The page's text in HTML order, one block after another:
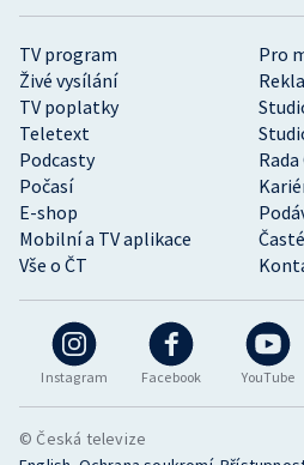
Instagram Facebook YouTube
TV program
Pro
Živé vysílání
TV poplatky
Teletext
Podcasty
Rada
Počasí
E-shop
Mobilní a TV aplikace
Vše o ČT
© Česká televize